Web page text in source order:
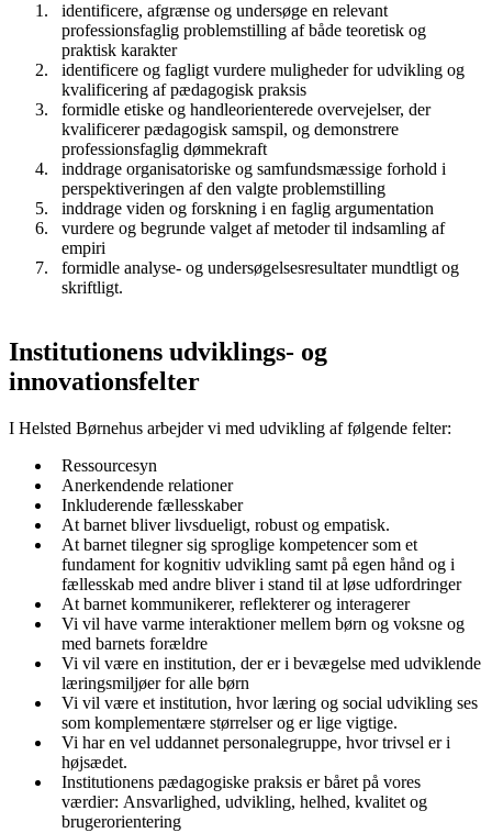
identificere, afgrænse og undersøge en relevant
professionsfaglig problemstilling af både teoretisk og
praktisk karakter
identificere og fagligt vurdere muligheder for udvikling og
kvalificering af pædagogisk praksis
formidle etiske og handleorienterede overvejelser, der
kvalificerer pædagogisk samspil, og demonstrere
professionsfaglig dømmekraft
inddrage organisatoriske og samfundsmæssige forhold i
perspektiveringen af den valgte problemstilling
inddrage viden og forskning i en faglig argumentation
vurdere og begrunde valget af metoder til indsamling af
empiri
formidle analyse- og undersøgelsesresultater mundtligt og
skriftligt.
Institutionens udviklings- og
innovationsfelter
I Helsted Børnehus arbejder vi med udvikling af følgende felter:
Ressourcesyn
Anerkendende relationer
Inkluderende fællesskaber
At barnet bliver livsdueligt, robust og empatisk.
At barnet tilegner sig sproglige kompetencer som et
fundament for kognitiv udvikling samt på egen hånd og i
fællesskab med andre bliver i stand til at løse udfordringer
At barnet kommunikerer, reflekterer og interagerer
Vi vil have varme interaktioner mellem børn og voksne og
med barnets forældre
Vi vil være en institution, der er i bevægelse med udviklende
læringsmiljøer for alle børn
Vi vil være et institution, hvor læring og social udvikling ses
som komplementære størrelser og er lige vigtige.
Vi har en vel uddannet personalegruppe, hvor trivsel er i
højsædet.
Institutionens pædagogiske praksis er båret på vores
værdier: Ansvarlighed, udvikling, helhed, kvalitet og
brugerorientering